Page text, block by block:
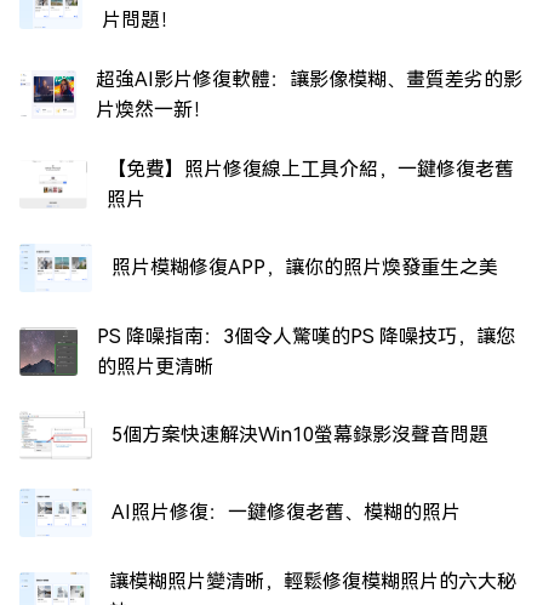
片問題！
超強AI影片修復軟體：讓影像模糊、畫質差劣的影
片煥然一新！
【免費】照片修復線上工具介紹，一鍵修復老舊
照片
照片模糊修復APP，讓你的照片煥發重生之美
PS 降噪指南：3個令人驚嘆的PS 降噪技巧，讓您
的照片更清晰
5個方案快速解決Win10螢幕錄影沒聲音問題
AI照片修復：一鍵修復老舊、模糊的照片
讓模糊照片變清晰，輕鬆修復模糊照片的六大秘